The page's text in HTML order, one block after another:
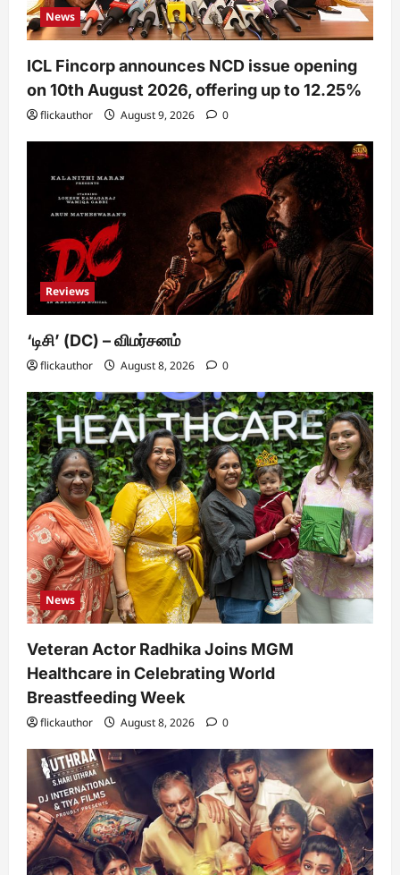
News
ICL Fincorp announces NCD issue opening
on 10th August 2026, offering up to 12.25%
flickauthor August 9, 2026 0
Reviews
‘டிசி’ (DC) – விமர்சனம்
flickauthor August 8, 2026 0
News
Veteran Actor Radhika Joins MGM
Healthcare in Celebrating World
Breastfeeding Week
flickauthor August 8, 2026 0